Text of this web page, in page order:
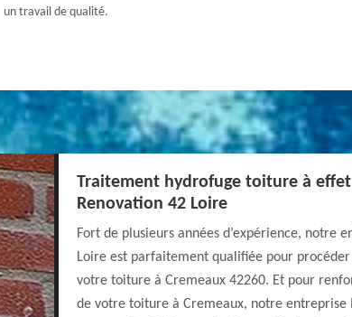
un travail de qualité.
Traitement hydrofuge toiture à
Renovation 42 Loire
Fort de plusieurs années d’expérience, notre
Loire est parfaitement qualifiée pour
votre toiture à Cremeaux 42260. Et pour
de votre toiture à Cremeaux, notre entreprise